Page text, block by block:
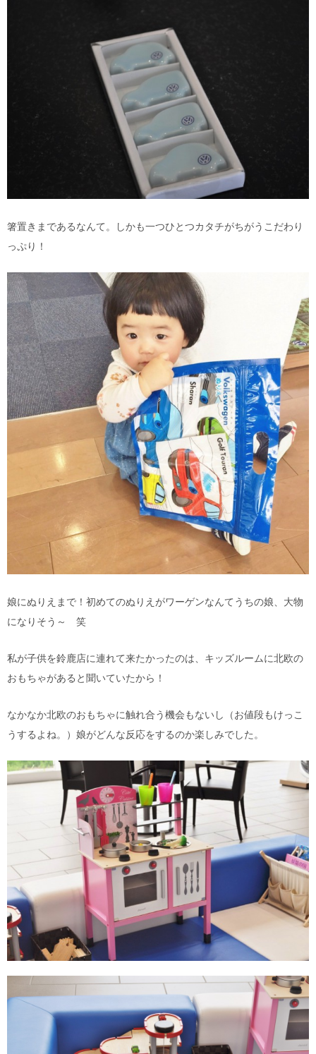
箸置きまであるなんて。しかも一つひとつカタチがちがうこだわり
っぷり！
娘にぬりえまで！初めてのぬりえがワーゲンなんてうちの娘、大物
になりそう～ 笑
私が子供を鈴鹿店に連れて来たかったのは、キッズルームに北欧の
おもちゃがあると聞いていたから！
なかなか北欧のおもちゃに触れ合う機会もないし（お値段もけっこ
うするよね。）娘がどんな反応をするのか楽しみでした。